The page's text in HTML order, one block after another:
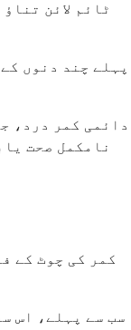
پہلے چند دنوں
دائمی کمر درد،
نامکمل صحت
کمر کی چوٹ کے
سب سے پہلے، اس